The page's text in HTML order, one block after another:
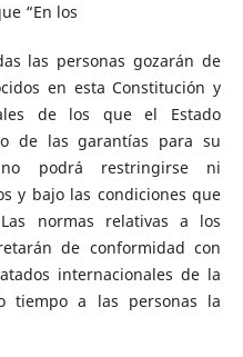
“En los
las personas gozarán de
en esta Constitución y
de los que el Estado
de las garantías para su
podrá restringirse ni
y bajo las condiciones que
normas relativas a los
de conformidad con
internacionales de la
tiempo a las personas la